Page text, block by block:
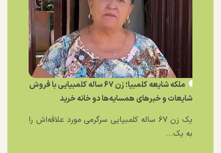
ملکه شایعه کلمبیا؛ زن ۶۷ ساله کلمبیایی با فروش
شایعات و خبر‌های همسایه‌ها دو خانه خرید
یک زن ۶۷ ساله کلمبیایی سرگرمی مورد علاقه‌اش را
به یک...